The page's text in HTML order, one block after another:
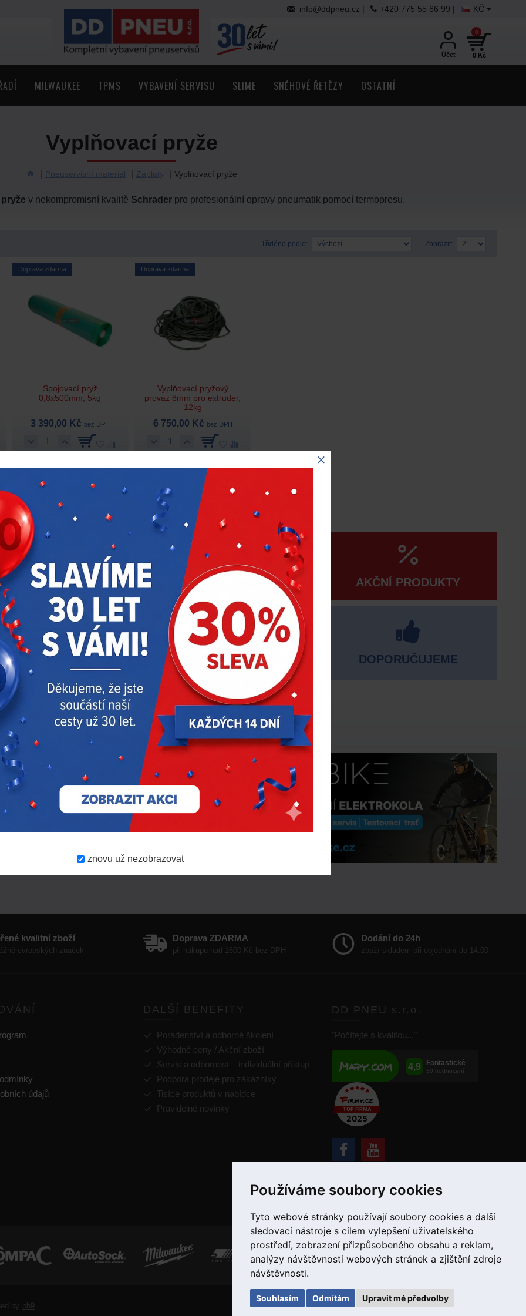
Používáme soubory cookies
Tyto webové stránky používají soubory cookies a další
sledovací nástroje s cílem vylepšení uživatelského
prostředí, zobrazení přizpůsobeného obsahu a reklam,
analýzy návštěvnosti webových stránek a zjištění zdroje
návštěvnosti.
Souhlasím Odmítám Upravit mé předvolby
znovu už nezobrazovat
KČ
info@ddpneu.cz | +420 775 55 66 99 |
Účet 0 Kč
0
MILWAUKEE TPMS VYBAVENÍ SERVISU SLIME SNĚHOVÉ ŘETĚZY OSTATNÍ
Pneuservisní materiál Záplaty Vyplňovací pryže
Vyplňovací pryže
v nekompromisní kvalitě Schraderpro profesionální opravy pneumatik pomocí termopresu.
Tříděno podle: Zobrazit:
Doprava zdarma
Schrader Pacific 60732-67
Spojovací pryž
0,8x500mm, 5kg
3 390,00 Kč bez DPH
Doprava zdarma
Vyplňovací pryžový
provaz 8mm pro extruder,
12kg
6 750,00 Kč bez DPH
Na objednávku
ZJISTIT VÍCE
VÝPRODEJ
NOVINKY
AKČNÍ PRODUKTY
DOPORUČUJEME
AKTUALITY
Slavíme 30 let | sleva 30 % – 4. AKCE!
Vážení zákazníci, slavit rozhodně
nepřestáváme a přinášíme vám
další porci produktů se slevou 30 %. Ať
už chcete jen doplnit záso..
kvalitní zboží
evropských značek
Doprava ZDARMA
při nákupu nad 1600 Kč bez DPH
Dodání do 24h
zboží skladem při objednání do 14:00
údajů
DALŠÍ BENEFITY
Poradenství a odborné školení
Výhodné ceny / Akční zboží
Servis a odbornost – individuální přístup
Podpora prodeje pro zákazníky
Tisíce produktů v nabídce
Pravidelné novinky
DD PNEU s.r.o.
"Počítejte s kvalitou..."
by bb9